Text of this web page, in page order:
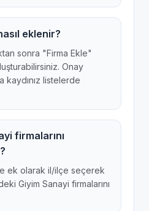
eklenir?
sonra "Firma Ekle"
Onay
kaydınız listelerde
firmalarını
ek olarak il/ilçe seçerek
Giyim Sanayi firmalarını